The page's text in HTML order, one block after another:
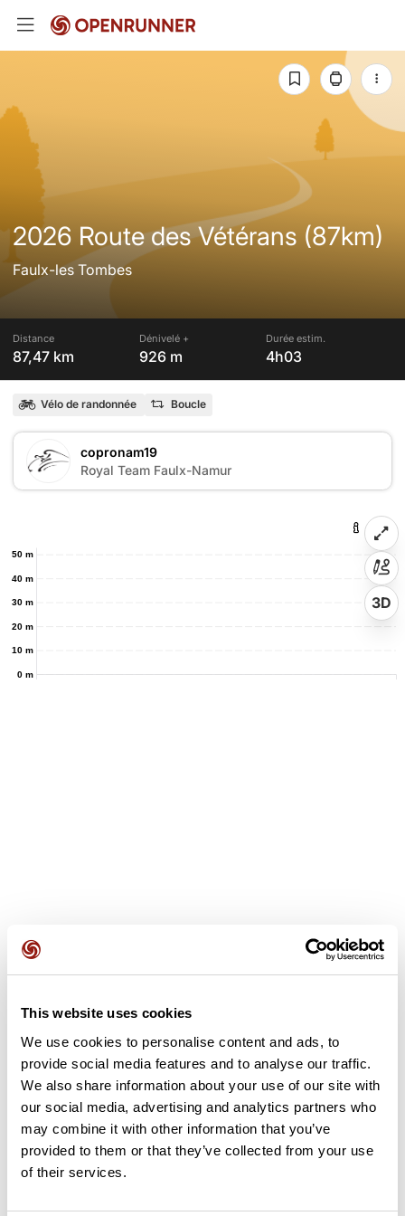
This website uses cookies
We use cookies to personalise content and ads, to
provide social media features and to analyse our traffic.
We also share information about your use of our site with
our social media, advertising and analytics partners who
may combine it with other information that you’ve
provided to them or that they’ve collected from your use
of their services.
2026 Route des Vétérans (87km)
Faulx-les Tombes
Distance
87,47 km
Dénivelé +
926 m
Durée estim.
4h03
Vélo de randonnée Boucle
copronam19
Royal Team Faulx-Namur
0 m
10 m
20 m
30 m
40 m
50 m
3D
Ajouter un avis
Découvrez ce parcours de vélo de 87,5 km à proximité de